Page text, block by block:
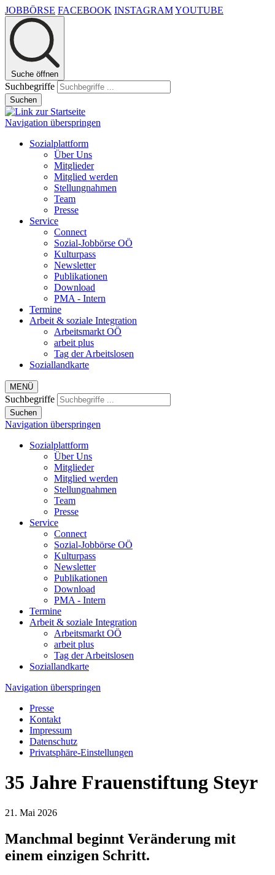
JOBBÖRSE FACEBOOK INSTAGRAMYOUTUBE
Suche öffnen
Suchbegriffe
Suchen
Navigation überspringen
Sozialplattform
Über Uns
Mitglieder
Mitglied werden
Stellungnahmen
Team
Presse
Service
Connect
Sozial-Jobbörse OÖ
Kulturpass
Newsletter
Publikationen
Download
PMA - Intern
Termine
Arbeit & soziale Integration
Arbeitsmarkt OÖ
arbeit plus
Tag der Arbeitslosen
Soziallandkarte
MENÜ
Suchbegriffe
Suchen
Navigation überspringen
Sozialplattform
Über Uns
Mitglieder
Mitglied werden
Stellungnahmen
Team
Presse
Service
Connect
Sozial-Jobbörse OÖ
Kulturpass
Newsletter
Publikationen
Download
PMA - Intern
Termine
Arbeit & soziale Integration
Arbeitsmarkt OÖ
arbeit plus
Tag der Arbeitslosen
Soziallandkarte
Navigation überspringen
Presse
Kontakt
Impressum
Datenschutz
Privatsphäre-Einstellungen
35 Jahre Frauenstiftung Steyr
21. Mai 2026
Manchmal beginnt Veränderung mit
einem einzigen Schritt.